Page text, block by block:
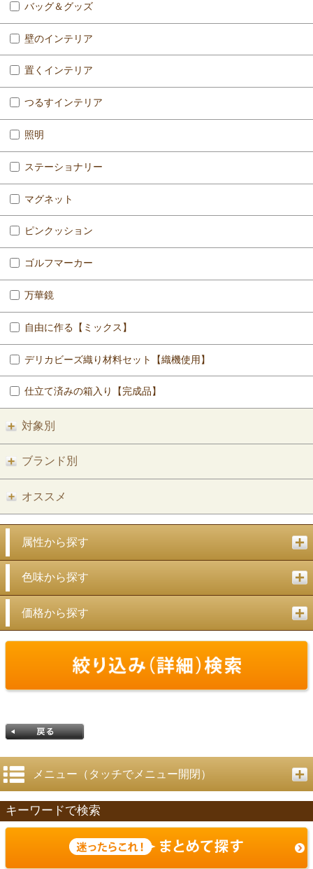
バッグ＆グッズ
壁のインテリア
置くインテリア
つるすインテリア
照明
ステーショナリー
マグネット
ピンクッション
ゴルフマーカー
万華鏡
自由に作る【ミックス】
デリカビーズ織り材料セット【織機使用】
仕立て済みの箱入り【完成品】
対象別
ブランド別
オススメ
属性から探す
色味から探す
価格から探す
戻る
メニュー（タッチでメニュー開閉）
キーワードで検索